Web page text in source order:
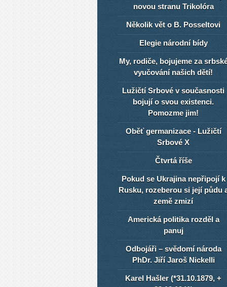
novou stranu Trikolóra
Několik vět o B. Posseltovi
Elegie národní bídy
My, rodiče, bojujeme za
vyučování našich dětí!
Lužičtí Srbové v současnosti
bojují o svou existenci.
Pomozme jim!
Oběť germanizace - Lužičtí
Srbové X
Čtvrtá říše
Pokud se Ukrajina nepřipojí k
Rusku, rozeberou si její půdu
země zmizí
Americká politika rozděl a
panuj
Odbojáři – svědomí národa
PhDr. Jiří Jaroš Nickelli
Karel Hašler (*31.10.1879, +